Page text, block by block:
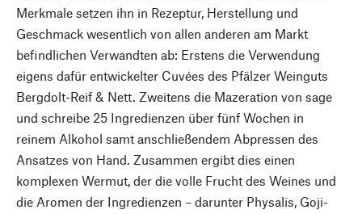
Merkmale setzen ihn in Rezeptur, Herstellung und
Geschmack wesentlich von allen anderen am Markt
befindlichen Verwandten ab: Erstens die Verwendung
eigens dafür entwickelter Cuvées des Pfälzer Weinguts
Bergdolt-Reif & Nett. Zweitens die Mazeration von sage
und schreibe 25 Ingredienzen über fünf Wochen in
reinem Alkohol samt anschließendem Abpressen des
Ansatzes von Hand. Zusammen ergibt dies einen
komplexen Wermut, der die volle Frucht des Weines und
die Aromen der Ingredienzen – darunter Physalis, Goji-